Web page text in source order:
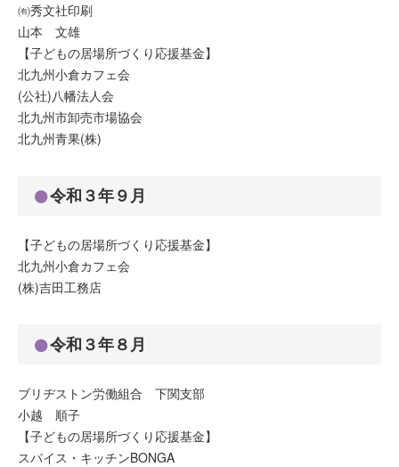
㈲秀文社印刷
山本 文雄
【子どもの居場所づくり応援基金】
北九州小倉カフェ会
(公社)八幡法人会
北九州市卸売市場協会
北九州青果(株)
令和３年９月
【子どもの居場所づくり応援基金】
北九州小倉カフェ会
(株)吉田工務店
令和３年８月
ブリヂストン労働組合 下関支部
小越 順子
【子どもの居場所づくり応援基金】
スパイス・キッチンBONGA